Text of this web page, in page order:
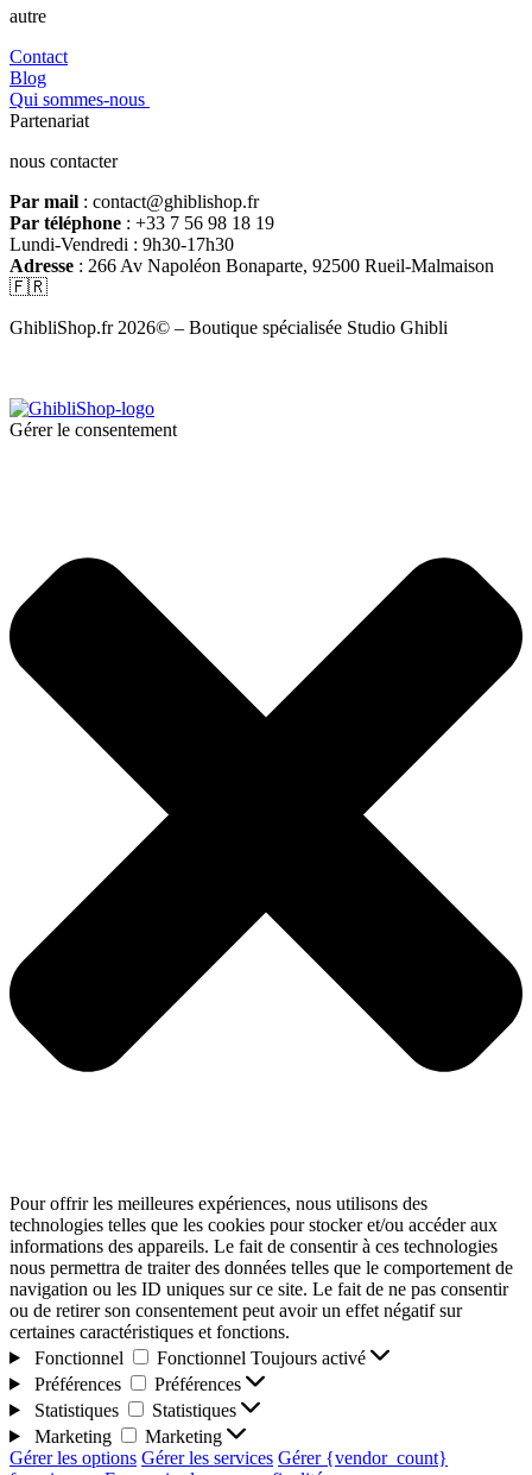
autre
Contact
Blog
Qui sommes-nous
Partenariat
nous contacter
Par mail : contact@ghiblishop.fr
Par téléphone : +33 7 56 98 18 19
Lundi-Vendredi : 9h30-17h30
Adresse : 266 Av Napoléon Bonaparte, 92500 Rueil-Malmaison
🇫🇷
GhibliShop.fr 2026© – Boutique spécialisée Studio Ghibli
Gérer le consentement
Pour offrir les meilleures expériences, nous utilisons des
technologies telles que les cookies pour stocker et/ou accéder aux
informations des appareils. Le fait de consentir à ces technologies
nous permettra de traiter des données telles que le comportement de
navigation ou les ID uniques sur ce site. Le fait de ne pas consentir
ou de retirer son consentement peut avoir un effet négatif sur
certaines caractéristiques et fonctions.
Fonctionnel
Fonctionnel Toujours activé
Préférences
Préférences
Statistiques
Statistiques
Marketing
Marketing
Gérer les options Gérer les services Gérer {vendor_count}